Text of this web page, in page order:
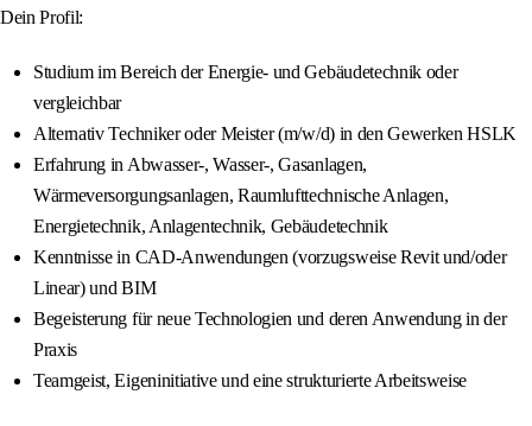
Dein Profil:
Studium im Bereich der Energie- und Gebäudetechnik oder
vergleichbar
Alternativ Techniker oder Meister (m/w/d) in den Gewerken HSLK
Erfahrung in Abwasser-, Wasser-, Gasanlagen,
Wärmeversorgungsanlagen, Raumlufttechnische Anlagen,
Energietechnik, Anlagentechnik, Gebäudetechnik
Kenntnisse in CAD-Anwendungen (vorzugsweise Revit und/oder
Linear) und BIM
Begeisterung für neue Technologien und deren Anwendung in der
Praxis
Teamgeist, Eigeninitiative und eine strukturierte Arbeitsweise